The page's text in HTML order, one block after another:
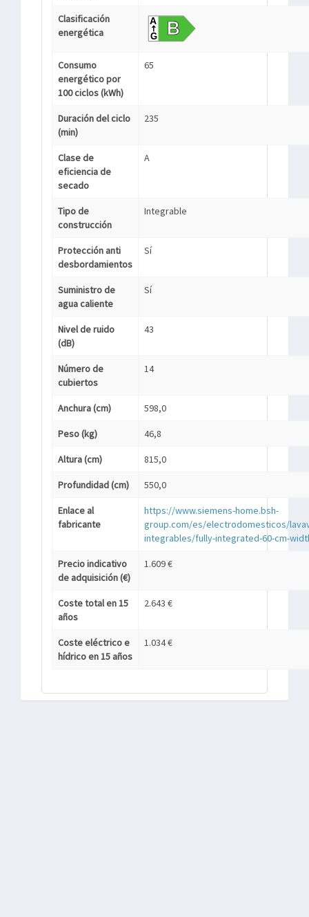
Clasificación
energética
Consumo
energético por
100 ciclos (kWh)
65
Duración del ciclo
(min)
235
Clase de
eficiencia de
secado
A
Tipo de
construcción
Integrable
Protección anti
desbordamientos
Sí
Suministro de
agua caliente
Sí
Nivel de ruido
(dB)
43
Número de
cubiertos
14
Anchura (cm) 598,0
Peso (kg) 46,8
Altura (cm) 815,0
Profundidad (cm) 550,0
Enlace al
fabricante
https://www.siemens-home.bsh-
group.com/es/electrodomesticos/
integrables/fully-integrated-60-cm-
Precio indicativo
de adquisición (€)
1.609 €
Coste total en 15
años
2.643 €
Coste eléctrico e
hídrico en 15 años
1.034 €